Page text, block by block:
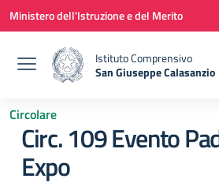
Vai ai contenuti
Vai al menu di navigazione
Vai al footer
Ministero dell'Istruzione e del Merito
Istituto Comprensivo
San Giuseppe Calasanzio
Circolare
Circ. 109 Evento
Expo